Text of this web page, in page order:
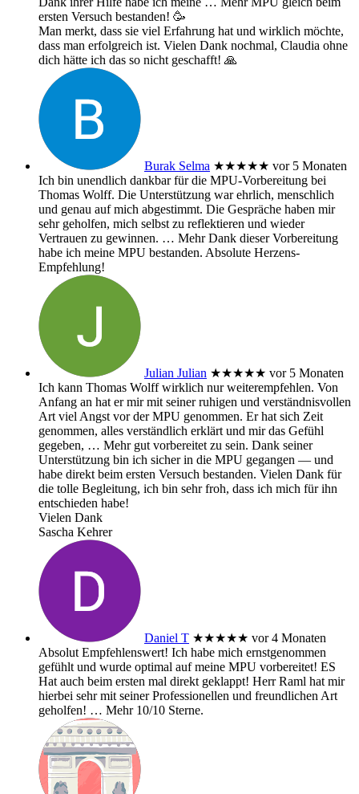
ersten Versuch bestanden! 🥳
Man merkt, dass sie viel Erfahrung hat und wirklich möchte,
dass man erfolgreich ist. Vielen Dank nochmal, Claudia ohne
dich hätte ich das so nicht geschafft! 🙏
Burak Selma ★★★★★ vor 5 Monaten
Ich bin unendlich dankbar für die MPU-Vorbereitung bei
Thomas Wolff. Die Unterstützung war ehrlich, menschlich
und genau auf mich abgestimmt. Die Gespräche haben mir
sehr geholfen, mich selbst zu reflektieren und wieder
Vertrauen zu gewinnen. … MehrDank dieser Vorbereitung
habe ich meine MPU bestanden. Absolute Herzens-
Empfehlung!
Julian Julian ★★★★★ vor 5 Monaten
Ich kann Thomas Wolff wirklich nur weiterempfehlen. Von
Anfang an hat er mir mit seiner ruhigen und verständnisvollen
Art viel Angst vor der MPU genommen. Er hat sich Zeit
genommen, alles verständlich erklärt und mir das Gefühl
gegeben, … Mehrgut vorbereitet zu sein. Dank seiner
Unterstützung bin ich sicher in die MPU gegangen — und
habe direkt beim ersten Versuch bestanden. Vielen Dank für
die tolle Begleitung, ich bin sehr froh, dass ich mich für ihn
entschieden habe!
Vielen Dank
Sascha Kehrer
Daniel T ★★★★★ vor 4 Monaten
Absolut Empfehlenswert! Ich habe mich ernstgenommen
gefühlt und wurde optimal auf meine MPU vorbereitet! ES
Hat auch beim ersten mal direkt geklappt! Herr Raml hat mir
hierbei sehr mit seiner Professionellen und freundlichen Art
geholfen! … Mehr10/10 Sterne.